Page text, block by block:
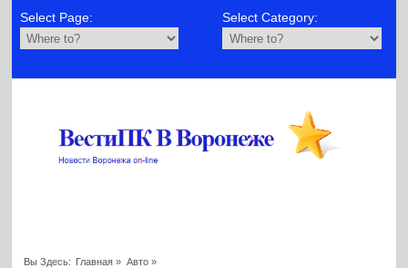
Select Page: Select Category:
Вы Здесь: Главная » Авто»